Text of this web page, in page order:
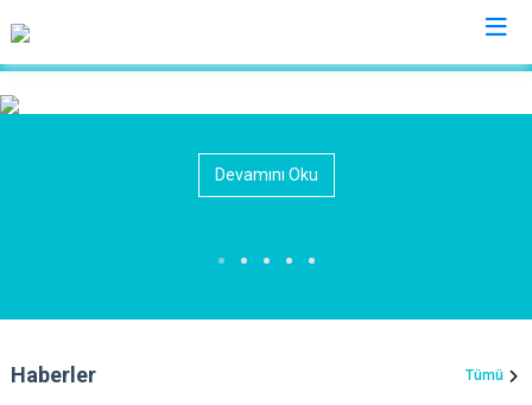
Hakkari
Devamını Oku
Haberler Tümü